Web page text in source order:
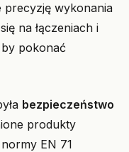
precyzję wykonania
na łączeniach i
by pokonać
bezpieczeństwo
produkty
EN 71